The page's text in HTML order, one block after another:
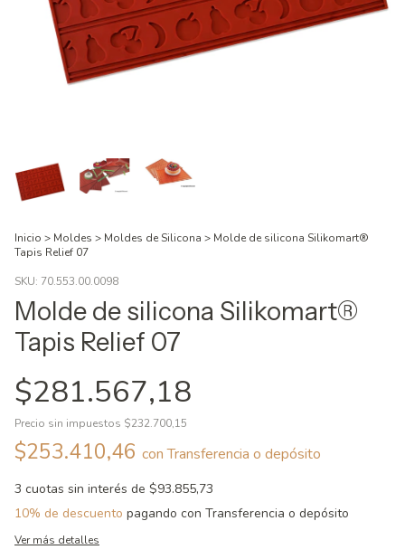
Inicio > Moldes > Moldes de Silicona > Molde de silicona Silikomart®
Tapis Relief 07
SKU: 70.553.00.0098
Molde de silicona Silikomart®
Tapis Relief 07
$281.567,18
Precio sin impuestos $232.700,15
$253.410,46 con Transferencia o depósito
3 cuotas sin interés de $93.855,73
10% de descuento pagando con Transferencia o depósito
Ver más detalles